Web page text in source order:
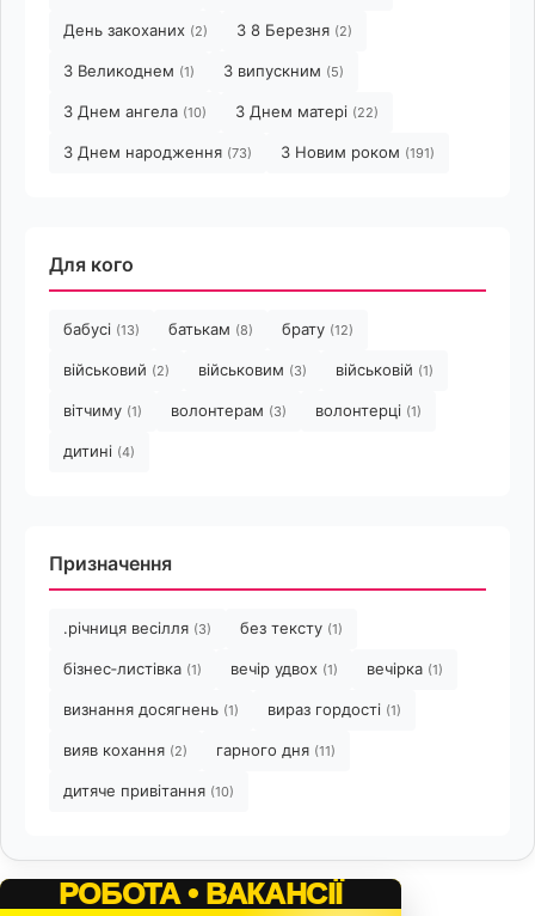
День закоханих (2) З 8 Березня (2)
З Великоднем (1) З випускним (5)
З Днем ангела (10) З Днем матері (22)
З Днем народження (73) З Новим роком (191)
Для кого
бабусі (13) батькам (8) брату (12)
військовий (2) військовим (3) військовій (1)
вітчиму (1) волонтерам (3) волонтерці (1)
дитині (4)
Призначення
.річниця весілля (3) без тексту (1)
бізнес‑листівка (1) вечір удвох (1) вечірка (1)
визнання досягнень (1) вираз гордості (1)
вияв кохання (2) гарного дня (11)
дитяче привітання (10)
РОБОТА • ВАКАНСІЇ